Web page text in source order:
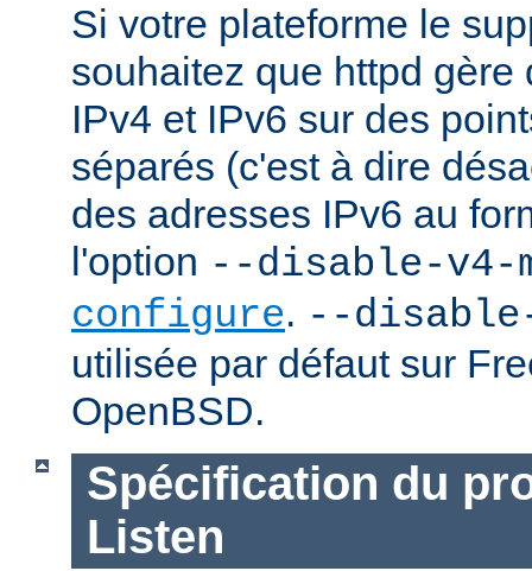
Si votre plateforme le
souhaitez que httpd gère
IPv4 et IPv6 sur des
séparés (c'est à dire
des adresses IPv6 au
l'option --disable-v4-
configure. --disable-
utilisée par défaut sur
OpenBSD.
Spécification du
Listen